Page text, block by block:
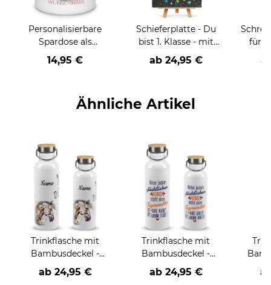
Personalisierbare
Spardose als
Geschenk zur
Einschulung - Koala -
14,95 €
Schieferplatte - Du
bist 1. Klasse - mit
Name, Foto und
Datum - 30 x 20 cm -
ab 24,95 €
für
Ähnliche Artikel
Trinkflasche mit
Bambusdeckel -
Pferd und Frau - mit
Name - Weiß
ab 24,95 €
Trinkflasche mit
Bambusdeckel -
Hinter jedem Kind
steht eine
ab 24,95 €